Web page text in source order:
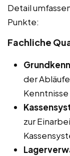
Detail
Punkte:
Fachliche
der
zur